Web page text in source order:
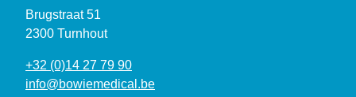
Brugstraat 51
2300 Turnhout
+32 (0)14 27 79 90
info@bowiemedical.be